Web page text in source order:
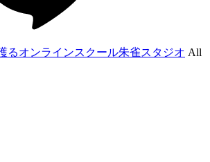
るオンラインスクール朱雀スタジオ All